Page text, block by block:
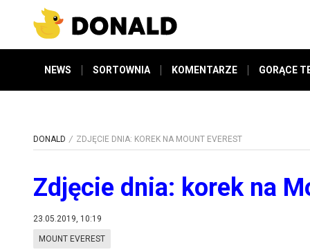
NEWS SORTOWNIA KOMENTARZE GORĄCE
DONALD ZDJĘCIE DNIA: KOREK NA MOUNT EVEREST
Zdjęcie dnia: korek na
23.05.2019, 10:19
MOUNT EVEREST